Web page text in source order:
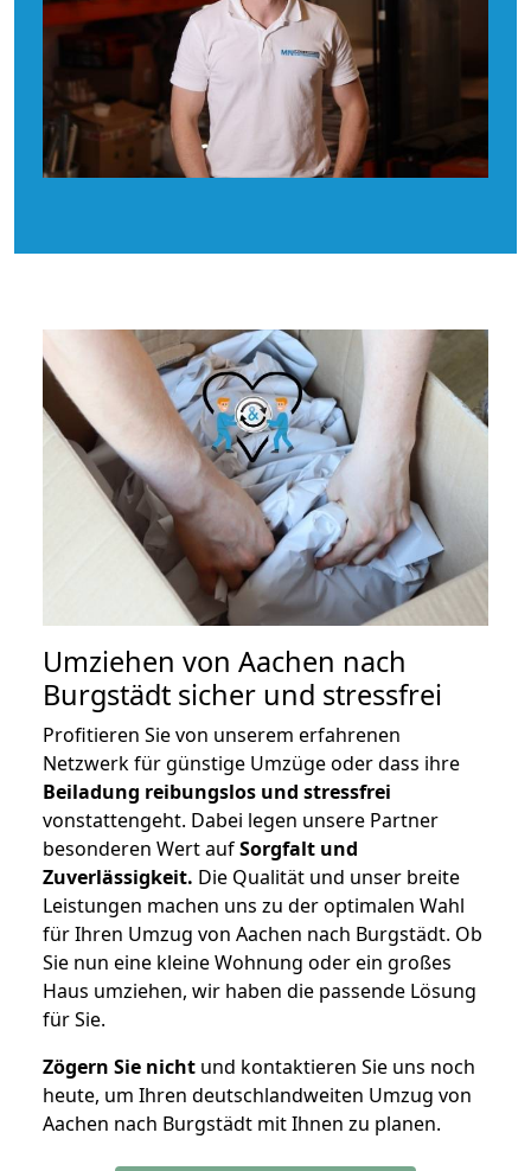
Umziehen von Aachen nach
Burgstädt sicher und stressfrei
Profitieren Sie von unserem erfahrenen
Netzwerk für günstige Umzüge oder dass ihre
Beiladung reibungslos und stressfrei
vonstattengeht. Dabei legen unsere Partner
besonderen Wert aufSorgfalt und
Zuverlässigkeit. Die Qualität und unser breite
Leistungen machen uns zu der optimalen Wahl
für Ihren Umzug von Aachen nach Burgstädt. Ob
Sie nun eine kleine Wohnung oder ein großes
Haus umziehen, wir haben die passende Lösung
für Sie.
Zögern Sie nicht und kontaktieren Sie uns noch
heute, um Ihren deutschlandweiten Umzug von
Aachen nach Burgstädt mit Ihnen zu planen.